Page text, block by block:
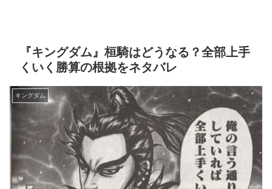
『キングダム』桓騎はどうなる？全部上手
くいく勝算の根拠をネタバレ
キングダム